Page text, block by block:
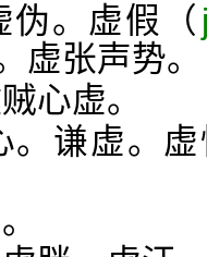
。虚假（
虚张声势。
心虚。
谦虚。